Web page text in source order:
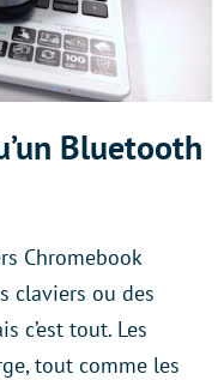
Bluetooth
Chromebook
claviers ou des
c’est tout. Les
tout comme les